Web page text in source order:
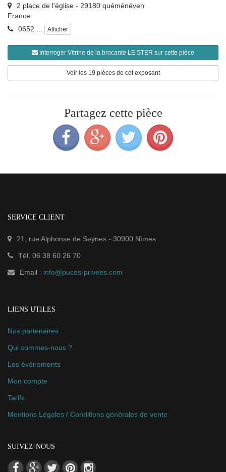
2 place de l'église - 29180 quéménéven
France
0652 ...
Afficher
Interroger Vitrine de la brocante LE STER sur cette pièce
Voir les 19 pièces de cet exposant
Partagez cette pièce
SERVICE CLIENT
21, rue Alphonse de Seynes - 30900 Nîmes
Tél. 06 38 60 26 70
Email : info@puces-privees.com
LIENS UTILES
Nos partenaires
Qui sommes-nous ?
Les événements
Mon compte
Tarifs
Mentions Légales / Conditions générales de vente
SUIVEZ-NOUS